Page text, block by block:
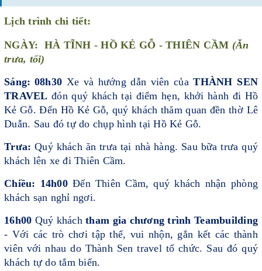
Lịch trình chi tiết:
NGÀY: HÀ TĨNH - HỒ KẺ GỖ - THIÊN CẦM (Ăn
trưa, tối)
Sáng: 08h30 Xe và hướng dẫn viên củaTHÀNH SEN
TRAVEL đón quý khách tại điểm hẹn, khởi hành đi Hồ
Kẻ Gỗ. Đến Hồ Kẻ Gỗ, quý khách thăm quan đền thờ Lê
Duẫn. Sau đó tự do chụp hình tại Hồ Kẻ Gỗ.
Trưa:Quý khách ăn trưa tại nhà hàng. Sau bữa trưa quý
khách lên xe đi Thiên Cầm.
Chiều: 14h00 Đến Thiên Cầm, quý khách nhận phòng
khách sạn nghỉ ngơi.
16h00 Quý kháchtham gia chương trình Teambuilding
- Với các trò chơi tập thể, vui nhộn, gắn kết các thành
viên với nhau do Thành Sen travel tổ chức. Sau đó quý
khách tự do tắm biển.